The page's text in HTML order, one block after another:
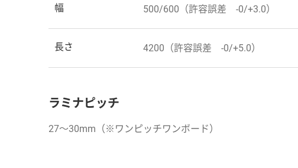
幅 500/600（許容誤差 -0/+3.0）
長さ 4200（許容誤差 -0/+5.0）
ラミナピッチ
27～30mm（※ワンピッチワンボード）